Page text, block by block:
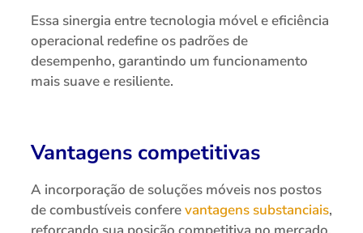
Essa sinergia entre tecnologia móvel e eficiência
operacional redefine os padrões de
desempenho, garantindo um funcionamento
mais suave e resiliente.
Vantagens competitivas
A incorporação de soluções móveis nos postos
de combustíveis conferevantagens substanciais,